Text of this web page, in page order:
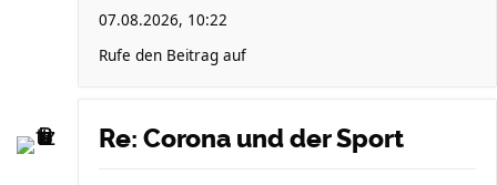
07.08.2026, 10:22
Rufe den Beitrag auf
Re: Corona und der Sport